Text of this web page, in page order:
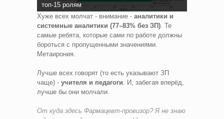
топ-15 ролям
Хуже всех молчат - внимание - аналитики и
системные аналитики (77–83% без ЗП). Те
самые ребята, которые сами по работе должны
бороться с пропущенными значениями.
Метаирония.
Лучше всех говорят (то есть указывают ЗП
чаще) - учителя и педагоги. И, забегая вперёд,
лучше бы они молчали.
От куда здесь Фармацевт-провизор? Я не знаю